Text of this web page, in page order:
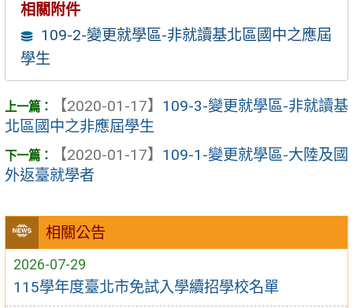
相關公告
2026-07-29
115學年度臺北市免試入學續招學校名單
相關附件
109-2-變更就學區-非就讀基北區國中之應屆
學生
【2020-01-17】 109-3-變更就學區-非就讀基
北區國中之非應屆學生
【2020-01-17】 109-1-變更就學區-大陸及國
外返臺就學者